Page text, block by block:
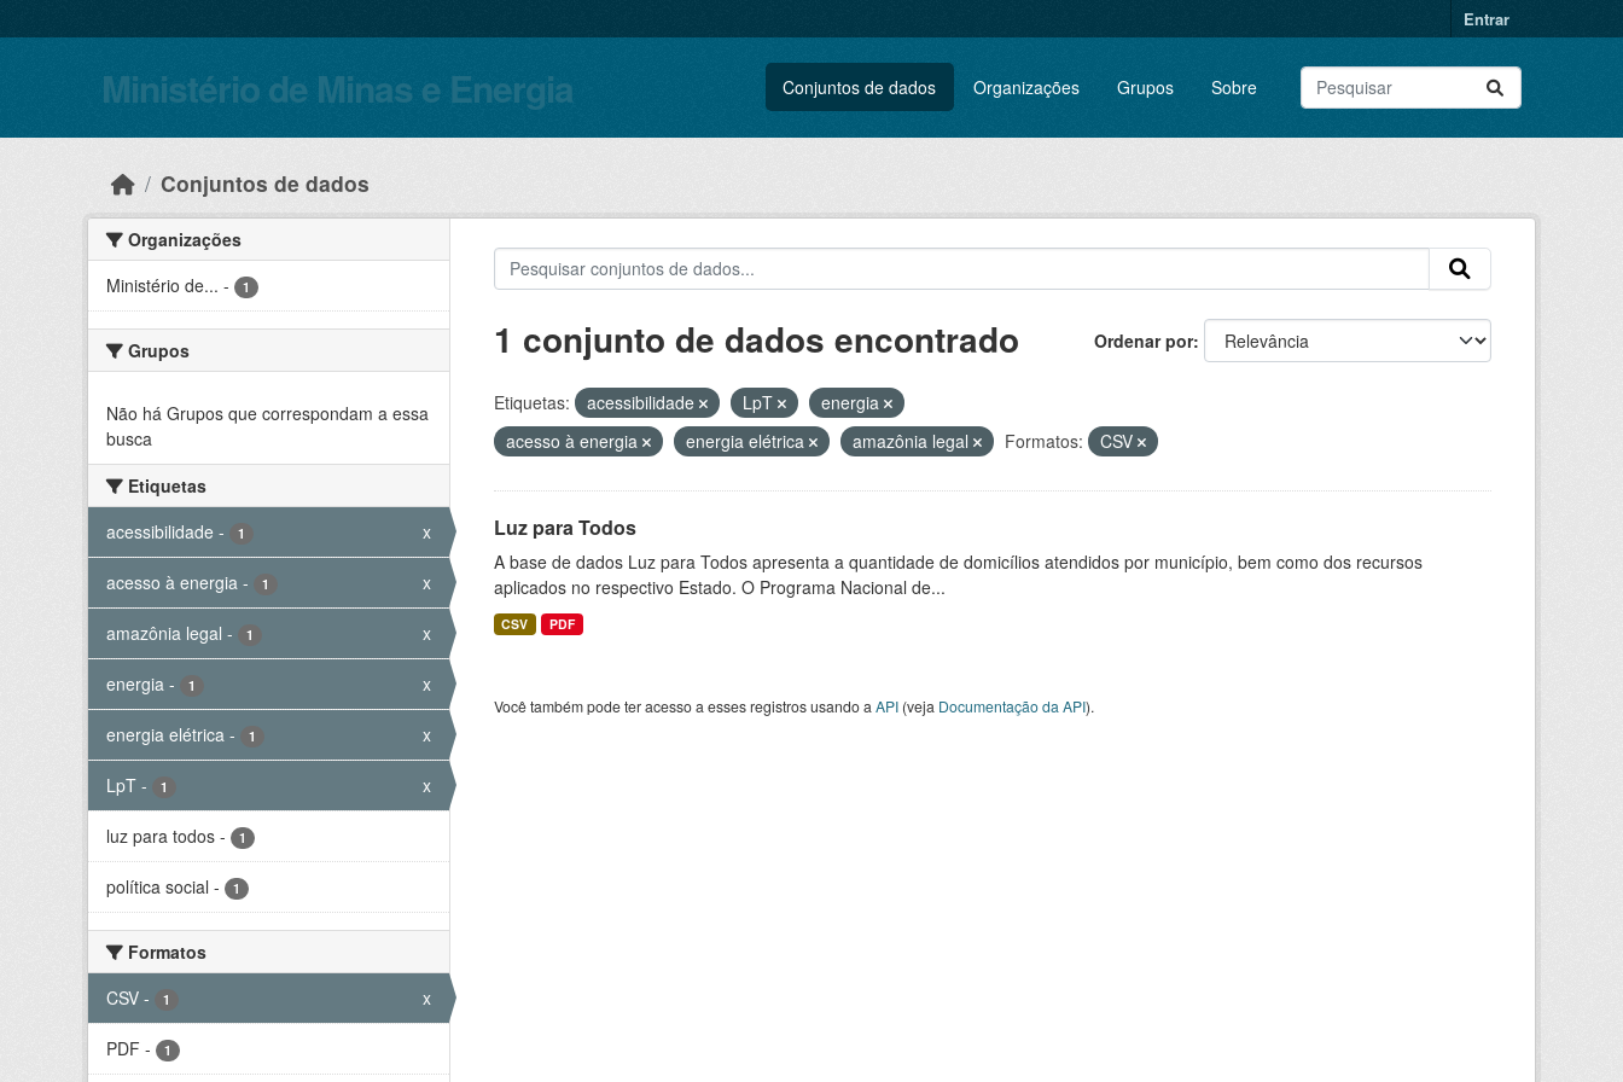
Entrar
Ministério de Minas e Energia Conjuntos de dados Organizações Grupos Sobre
Conjuntos de dados
Organizações
Ministério de... - 1
Grupos
Não há Grupos que correspondam a essa
busca
Etiquetas
acessibilidade - 1 x
acesso à energia - 1 x
amazônia legal - 1 x
energia - 1 x
energia elétrica - 1 x
LpT - 1 x
luz para todos - 1
política social - 1
Formatos
CSV - 1 x
PDF - 1
Ordenar por
1 conjunto de dados encontrado
Etiquetas: acessibilidade LpT
energia
acesso à energia
energia elétrica amazônia legal Formatos: CSV
Luz para Todos
A base de dados Luz para Todos apresenta a quantidade de domicílios atendidos por município, bem como dos recursos
aplicados no respectivo Estado. O Programa Nacional de...
CSV PDF
Você também pode ter acesso a esses registros usando a API(veja Documentação da API).